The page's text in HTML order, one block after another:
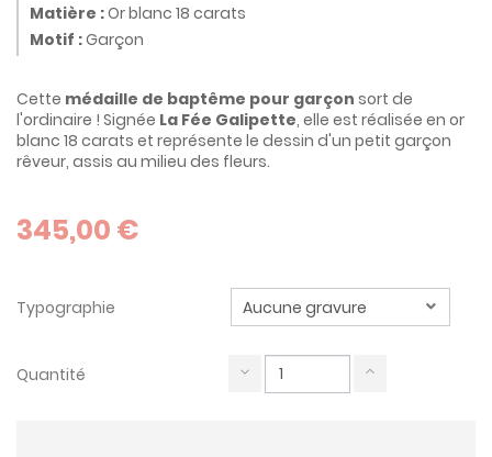
Matière :Or blanc 18 carats
Motif :Garçon
Cette médaille de baptême pour garçon sort de
l'ordinaire ! Signée La Fée Galipette, elle est réalisée en or
blanc 18 carats et représente le dessin d'un petit garçon
rêveur, assis au milieu des fleurs.
345,00 €
Typographie
Quantité